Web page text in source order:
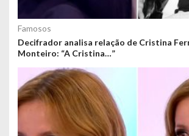
Famosos
Decifrador analisa relação de Cristina
Monteiro: “A Cristina…”